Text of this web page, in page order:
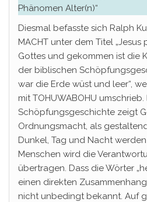
Phänomen Alter(n)“
Diesmal befasste sich Ralph
MACHT unter dem Titel
Gottes und gekommen ist die
der biblischen
war die Erde wüst und leer“,
mit TOHUWABOHU umschrieb.
Schöpfungsgeschichte zeigt
Ordnungsmacht, als
Dunkel, Tag und Nacht
Menschen wird die
übertragen. Dass die Wörter
einen direkten
nicht unbedingt bekannt. Auf